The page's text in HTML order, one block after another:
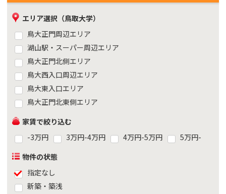
エリア選択（鳥取大学）
鳥大正門周辺エリア
湖山駅・スーパー周辺エリア
鳥大正門北側エリア
鳥大西入口周辺エリア
鳥大東入口エリア
鳥大正門北東側エリア
家賃で絞り込む
-3万円
3万円-4万円 4万円-5万円
5万円-
物件の状態
指定なし
新築・築浅